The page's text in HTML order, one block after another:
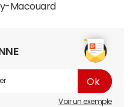
Macouard
Voir un exemple